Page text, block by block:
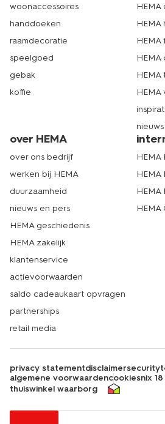
woonaccessoires
handdoeken
raamdecoratie
speelgoed
gebak
koffie
HEMA
HEMA
nieuws
over HEMA
over ons bedrijf
werken bij HEMA
duurzaamheid
nieuws en pers
HEMA geschiedenis
HEMA zakelijk
klantenservice
actievoorwaarden
saldo cadeaukaart opvragen
partnerships
retail media
HEMA
HEMA
HEMA
HEMA
privacy statementdisclaimersecurity
algemene voorwaardencookiesnix 18
thuiswinkel waarborg